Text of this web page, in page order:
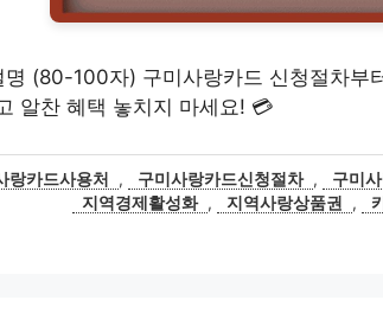
(80-100자) 구미사랑카드 신청절차부
알찬 혜택 놓치지 마세요! 💳
랑카드사용처 , 구미사랑카드신청절차 , 구미
지역경제활성화 , 지역사랑상품권 ,